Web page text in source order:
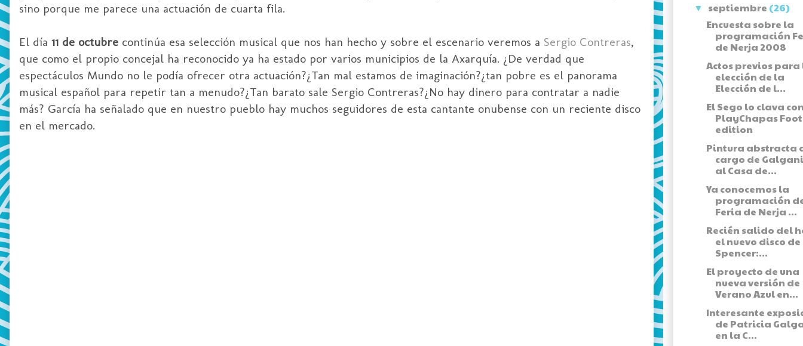
sino porque me parece una actuación de cuarta fila.
El día 11 de octubre continúa esa selección musical que nos han hecho y sobre el escenario veremos a Sergio Contreras,
que como el propio concejal ha reconocido ya ha estado por varios municipios de la Axarquía. ¿De verdad que
espectáculos Mundo no le podía ofrecer otra actuación?¿Tan mal estamos de imaginación?¿tan pobre es el panorama
musical español para repetir tan a menudo?¿Tan barato sale Sergio Contreras?¿No hay dinero para contratar a nadie
más? García ha señalado que en nuestro pueblo hay muchos seguidores de esta cantante onubense con un reciente disco
en el mercado.
▼ septiembre (26)
Encuesta sobre la
programación
de Nerja 2008
Actos previos para
elección de la
Elección de l...
El Sego lo clava
PlayChapas
edition
Pintura abstracta
cargo de
al Casa de...
Ya conocemos la
programación
Feria de Nerja ...
Recién salido del
el nuevo disco de
Spencer:...
El proyecto de una
nueva versión de
Verano Azul en...
Interesante
de Patricia
en la C...